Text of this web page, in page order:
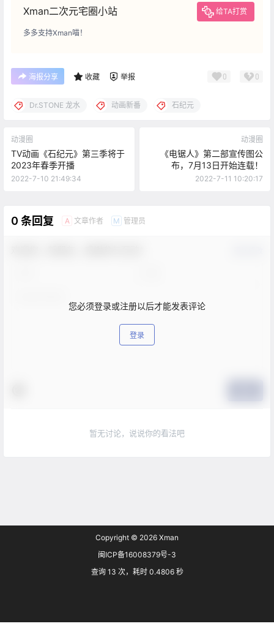
Xman二次元宅圈小站 给TA打赏
多多支持Xman喵！
海报分享 收藏 举报 0 0
Dr.STONE 龙水 动画新番 石纪元
动漫圈
TV动画《石纪元》第三季将于
2023年春季开播
2022-7-10 21:49:34
动漫圈
《电锯人》第二部宣传图公
布，7月13日开始连载！
2022-7-11 10:20:17
0 条回复 A 文章作者 M 管理员
您必须登录或注册以后才能发表评论
登录
暂无讨论，说说你的看法吧
Copyright © 2026 Xman
闽ICP备16008379号-3
查询 13 次，耗时 0.4806 秒